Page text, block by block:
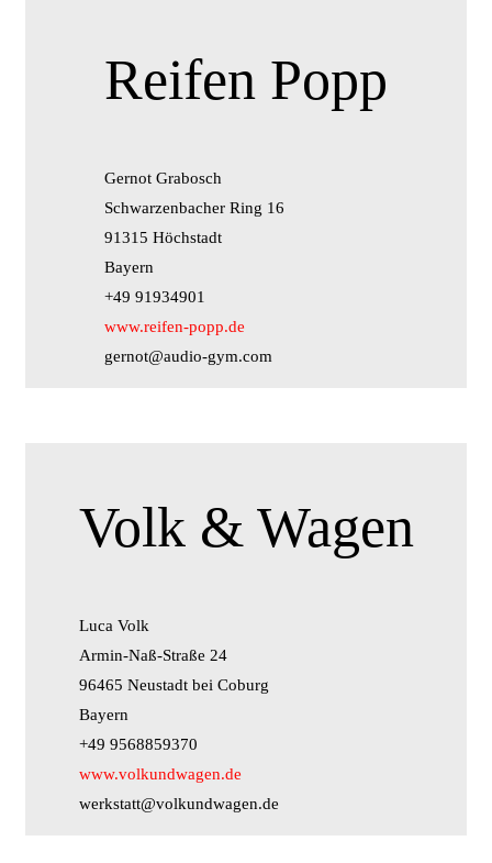
Reifen Popp
Gernot Grabosch
Schwarzenbacher Ring 16
91315 Höchstadt
Bayern
+49 91934901
www.reifen-popp.de
gernot@audio-gym.com
Volk & Wagen
Luca Volk
Armin-Naß-Straße 24
96465 Neustadt bei Coburg
Bayern
+49 9568859370
www.volkundwagen.de
werkstatt@volkundwagen.de